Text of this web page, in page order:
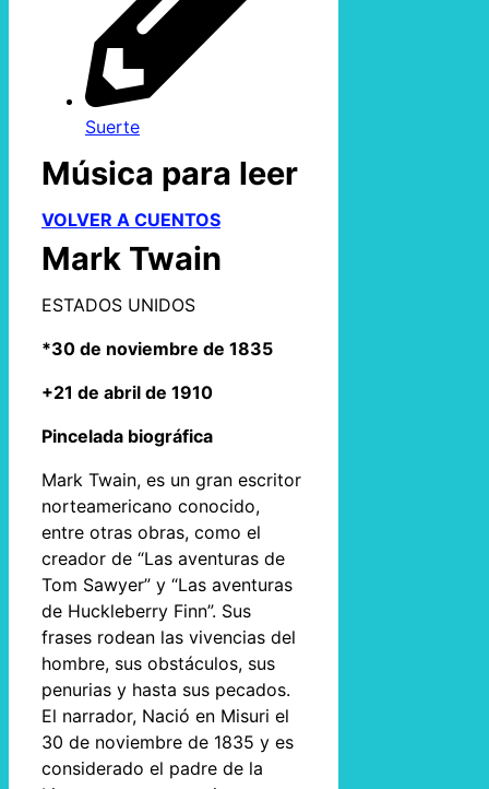
Suerte
Música para leer
VOLVER A CUENTOS
Mark Twain
ESTADOS UNIDOS
*30 de noviembre de 1835
+21 de abril de 1910
Pincelada biográfica
Mark Twain, es un gran escritor
norteamericano conocido,
entre otras obras, como el
creador de “Las aventuras de
Tom Sawyer” y “Las aventuras
de Huckleberry Finn”. Sus
frases rodean las vivencias del
hombre, sus obstáculos, sus
penurias y hasta sus pecados.
El narrador, Nació en Misuri el
30 de noviembre de 1835 y es
considerado el padre de la